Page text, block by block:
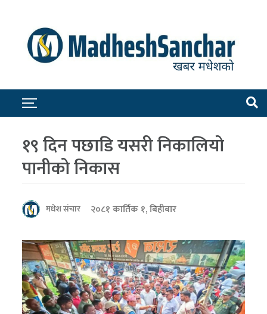
१९ दिन पछाडि यसरी निकालियो
पानीको निकास
मधेश संचार २०८१ कार्तिक १, बिहीबार